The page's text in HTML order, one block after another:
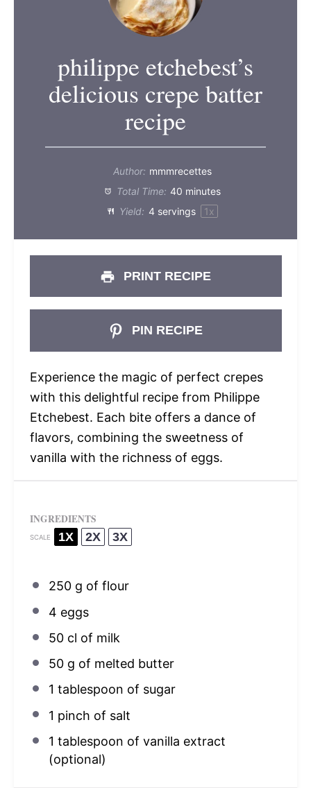
philippe etchebest’s
delicious crepe batter
recipe
Author: mmmrecettes
Total Time: 40 minutes
Yield: 4servings 1x
PRINT RECIPE
PIN RECIPE
Experience the magic of perfect crepes
with this delightful recipe from Philippe
Etchebest. Each bite offers a dance of
flavors, combining the sweetness of
vanilla with the richness of eggs.
INGREDIENTS
SCALE 1X 2X 3X
250 g of flour
4 eggs
50cl of milk
50 g of melted butter
1 tablespoon of sugar
1 pinch of salt
1 tablespoon of vanilla extract
(optional)